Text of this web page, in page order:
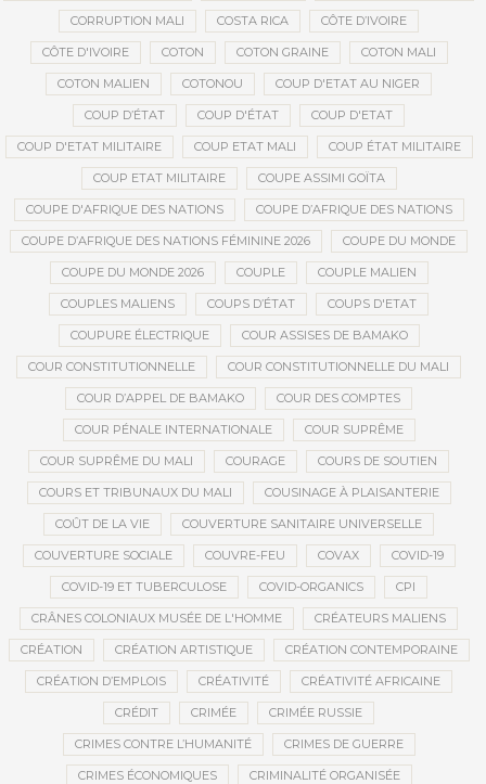
CORRUPTION MALI COSTA RICA CÔTE D’IVOIRE
CÔTE D'IVOIRE COTON COTON GRAINE COTON MALI
COTON MALIEN COTONOU COUP D'ETAT AU NIGER
COUP D’ÉTAT COUP D'ÉTAT COUP D'ETAT
COUP D'ETAT MILITAIRE COUP ETAT MALI COUP ÉTAT MILITAIRE
COUP ETAT MILITAIRE COUPE ASSIMI GOÏTA
COUPE D'AFRIQUE DES NATIONS COUPE D’AFRIQUE DES NATIONS
COUPE D’AFRIQUE DES NATIONS FÉMININE 2026 COUPE DU MONDE
COUPE DU MONDE 2026 COUPLE COUPLE MALIEN
COUPLES MALIENS COUPS D’ÉTAT COUPS D'ETAT
COUPURE ÉLECTRIQUE COUR ASSISES DE BAMAKO
COUR CONSTITUTIONNELLE COUR CONSTITUTIONNELLE DU MALI
COUR D’APPEL DE BAMAKO COUR DES COMPTES
COUR PÉNALE INTERNATIONALE COUR SUPRÊME
COUR SUPRÊME DU MALI COURAGE COURS DE SOUTIEN
COURS ET TRIBUNAUX DU MALI COUSINAGE À PLAISANTERIE
COÛT DE LA VIE COUVERTURE SANITAIRE UNIVERSELLE
COUVERTURE SOCIALE COUVRE-FEU COVAX COVID-19
COVID-19 ET TUBERCULOSE COVID-ORGANICS CPI
CRÂNES COLONIAUX MUSÉE DE L'HOMME CRÉATEURS MALIENS
CRÉATION CRÉATION ARTISTIQUE CRÉATION CONTEMPORAINE
CRÉATION D’EMPLOIS CRÉATIVITÉ CRÉATIVITÉ AFRICAINE
CRÉDIT CRIMÉE CRIMÉE RUSSIE
CRIMES CONTRE L’HUMANITÉ CRIMES DE GUERRE
CRIMES ÉCONOMIQUES CRIMINALITÉ ORGANISÉE